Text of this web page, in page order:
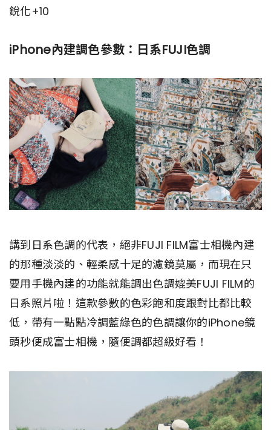
銳化+10
iPhone內建調色參數：日系FUJI色調
講到日系色調的代表，絕非FUJI FILM富士相機內建
的那種淡淡的、輕柔感十足的濾鏡莫屬，而現在只
要用手機內建的功能就能調出色調媲美FUJI FILM的
日系照片啦！這款參數的色彩飽和度跟對比都比較
低，帶有一點點冷調藍綠色的色調讓你的iPhone鏡
頭秒便成富士相機，隨便調都超級好看！